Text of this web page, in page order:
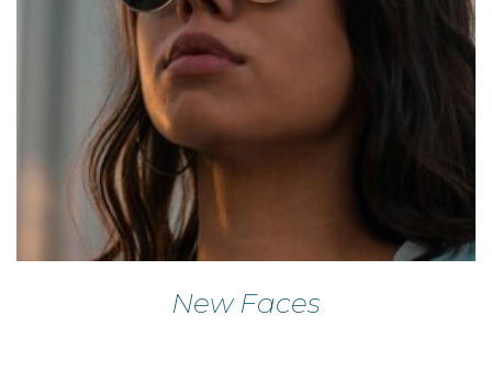
New Faces